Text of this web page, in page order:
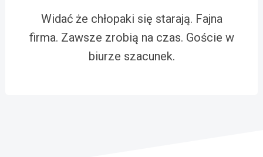
Widać że chłopaki się starają. Fajna
firma. Zawsze zrobią na czas. Goście w
biurze szacunek.